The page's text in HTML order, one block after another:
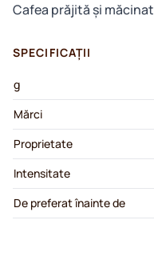
Cafea prăjită și
SPECIFICAȚII
g
Mărci
Proprietate
Intensitate
De preferat înainte de